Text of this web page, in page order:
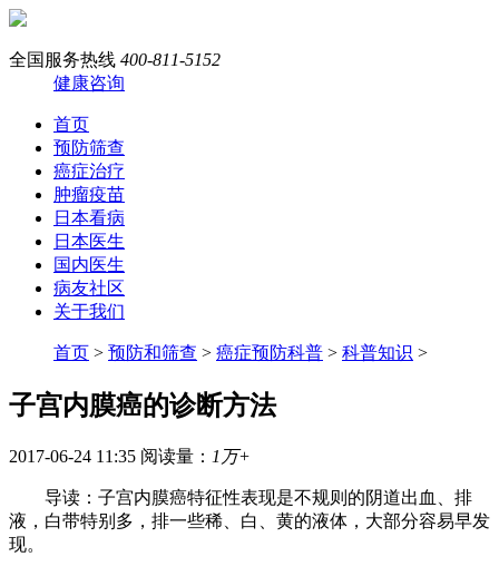
全国服务热线 400-811-5152
健康咨询
首页
预防筛查
癌症治疗
肿瘤疫苗
日本看病
日本医生
国内医生
病友社区
关于我们
首页 > 预防和筛查 > 癌症预防科普 > 科普知识 >
子宫内膜癌的诊断方法
2017-06-24 11:35 阅读量： 1万+
导读：子宫内膜癌特征性表现是不规则的阴道出血、排
液，白带特别多，排一些稀、白、黄的液体，大部分容易早发
现。